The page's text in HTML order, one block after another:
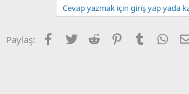
Cevap yazmak için giriş yap yada
Paylaş: Facebook
Twitter Reddit PinterestTumblr